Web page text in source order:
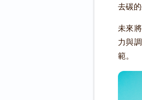
去碳
未來
力與
範。